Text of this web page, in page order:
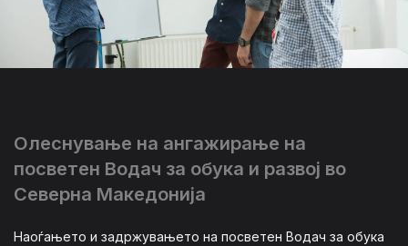
Олеснување на ангажирање на
посветен Водач за обука и развој во
Северна Македонија
Наоѓањето и задржувањето на посветен Водач за обука